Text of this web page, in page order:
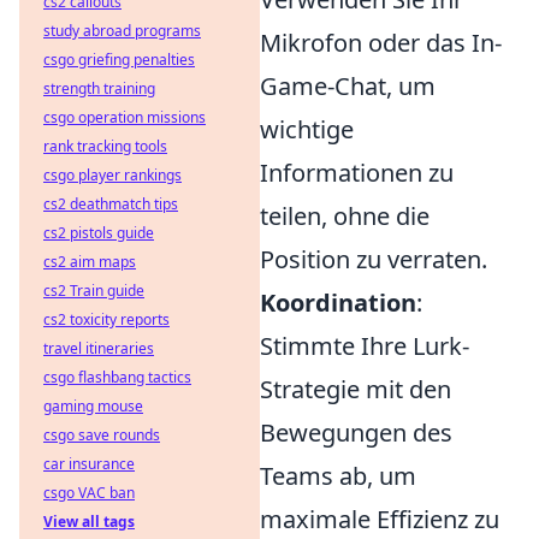
Mikrofon oder das In-
Game-Chat, um
wichtige
Informationen zu
teilen, ohne die
Position zu verraten.
Koordination:
Stimmte Ihre Lurk-
Strategie mit den
Bewegungen des
Teams ab, um
maximale Effizienz zu
study abroad programs
csgo griefing penalties
strength training
csgo operation missions
rank tracking tools
csgo player rankings
cs2 deathmatch tips
cs2 pistols guide
cs2 aim maps
cs2 Train guide
cs2 toxicity reports
travel itineraries
csgo flashbang tactics
gaming mouse
csgo save rounds
car insurance
csgo VAC ban
View all tags